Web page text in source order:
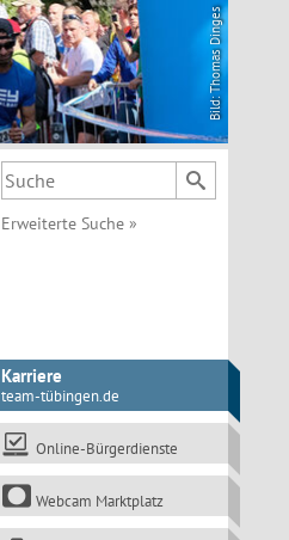
Bild: Thomas Dinges
Suchbegriff
Erweiterte Suche »
Karriere
team-tübingen.de
Online-Bürgerdienste
Webcam Marktplatz